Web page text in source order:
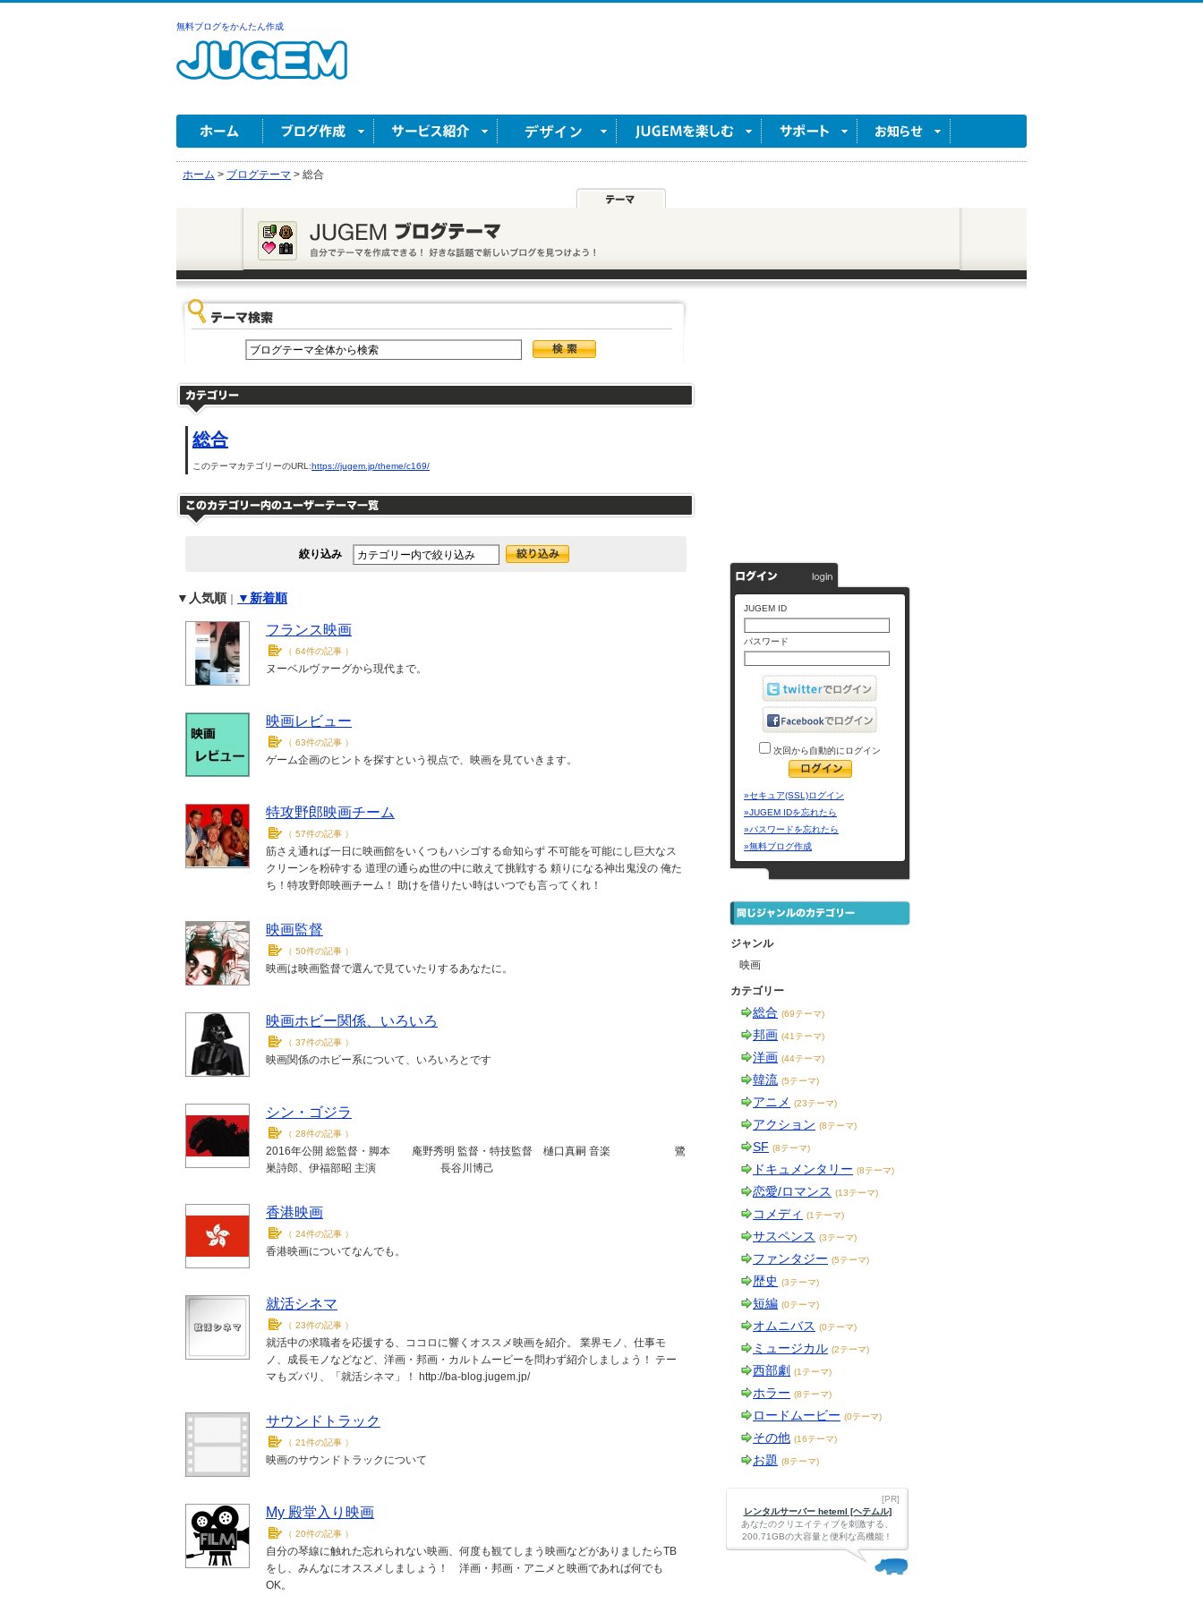
無料ブログをかんたん作成
ホーム > ブログテーマ > 総合
総合
このテーマカテゴリーのURL:https://jugem.jp/theme/c169/
絞り込み
▼人気順 ▼新着順
フランス映画
（ 64件の記事 ）
ヌーベルヴァーグから現代まで。
映画レビュー
（ 63件の記事 ）
ゲーム企画のヒントを探すという視点で、映画を見ていきます。
特攻野郎映画チーム
（ 57件の記事 ）
筋さえ通れば一日に映画館をいくつもハシゴする命知らず 不可能を可能にし巨大なス
クリーンを粉砕する 道理の通らぬ世の中に敢えて挑戦する 頼りになる神出鬼没の 俺た
ち！特攻野郎映画チーム！ 助けを借りたい時はいつでも言ってくれ！
映画監督
（ 50件の記事 ）
映画は映画監督で選んで見ていたりするあなたに。
映画ホビー関係、いろいろ
（ 37件の記事 ）
映画関係のホビー系について、いろいろとです
シン・ゴジラ
（ 28件の記事 ）
2016年公開 総監督・脚本 庵野秀明 監督・特技監督 樋口真嗣 音楽 鷺
巣詩郎、伊福部昭 主演 長谷川博己
香港映画
（ 24件の記事 ）
香港映画についてなんでも。
就活シネマ
（ 23件の記事 ）
就活中の求職者を応援する、ココロに響くオススメ映画を紹介。 業界モノ、仕事モ
ノ、成長モノなどなど、洋画・邦画・カルトムービーを問わず紹介しましょう！ テー
マもズバリ、「就活シネマ」！ http://ba-blog.jugem.jp/
サウンドトラック
（ 21件の記事 ）
映画のサウンドトラックについて
My 殿堂入り映画
（ 20件の記事 ）
自分の琴線に触れた忘れられない映画、何度も観てしまう映画などがありましたらTB
をし、みんなにオススメしましょう！ 洋画・邦画・アニメと映画であれば何でも
OK。
JUGEM ID
パスワード
次回から自動的にログイン
»セキュア(SSL)ログイン
»JUGEM IDを忘れたら
»パスワードを忘れたら
»無料ブログ作成
ジャンル
映画
カテゴリー
総合 (69テーマ)
邦画 (41テーマ)
洋画 (44テーマ)
韓流 (5テーマ)
アニメ (23テーマ)
アクション (8テーマ)
SF (8テーマ)
ドキュメンタリー (8テーマ)
恋愛/ロマンス (13テーマ)
コメディ (1テーマ)
サスペンス (3テーマ)
ファンタジー (5テーマ)
歴史 (3テーマ)
短編 (0テーマ)
オムニバス (0テーマ)
ミュージカル (2テーマ)
西部劇 (1テーマ)
ホラー (8テーマ)
ロードムービー (0テーマ)
その他 (16テーマ)
お題 (8テーマ)
[PR]
レンタルサーバー heteml [ヘテムル]
あなたのクリエイティブを刺激する、
200.71GBの大容量と便利な高機能！